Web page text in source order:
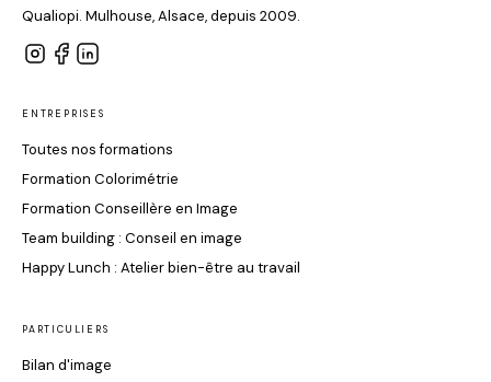
Qualiopi. Mulhouse, Alsace, depuis 2009.
ENTREPRISES
Toutes nos formations
Formation Colorimétrie
Formation Conseillère en Image
Team building : Conseil en image
Happy Lunch : Atelier bien-être au travail
PARTICULIERS
Bilan d'image